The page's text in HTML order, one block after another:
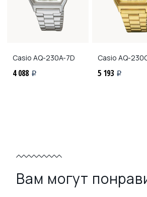
Casio AQ-230A-7D
4 088 i
Casio AQ-
5 193 i
Вам могут